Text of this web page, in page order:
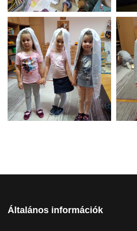
Általános információk